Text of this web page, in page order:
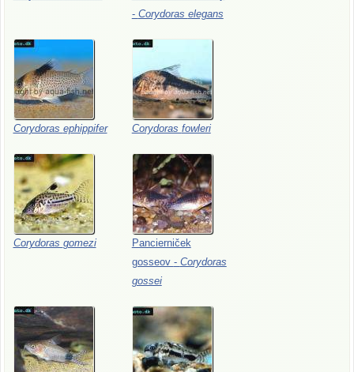
- Corydoras elegans
Corydoras ephippifer Corydoras fowleri
Corydoras gomezi
Pancierniček
gosseov - Corydoras
gossei